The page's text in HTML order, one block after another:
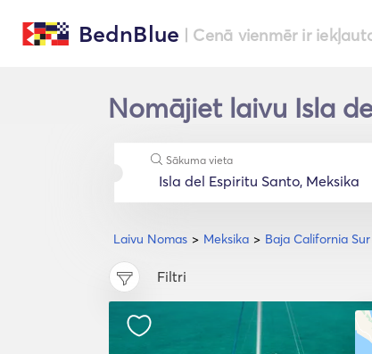
BednBlue | Cenā vienmēr ir
Nomājiet laivu Isla
Laivu Nomas Meksika Baja California Sur
Sākuma vieta
Filtri